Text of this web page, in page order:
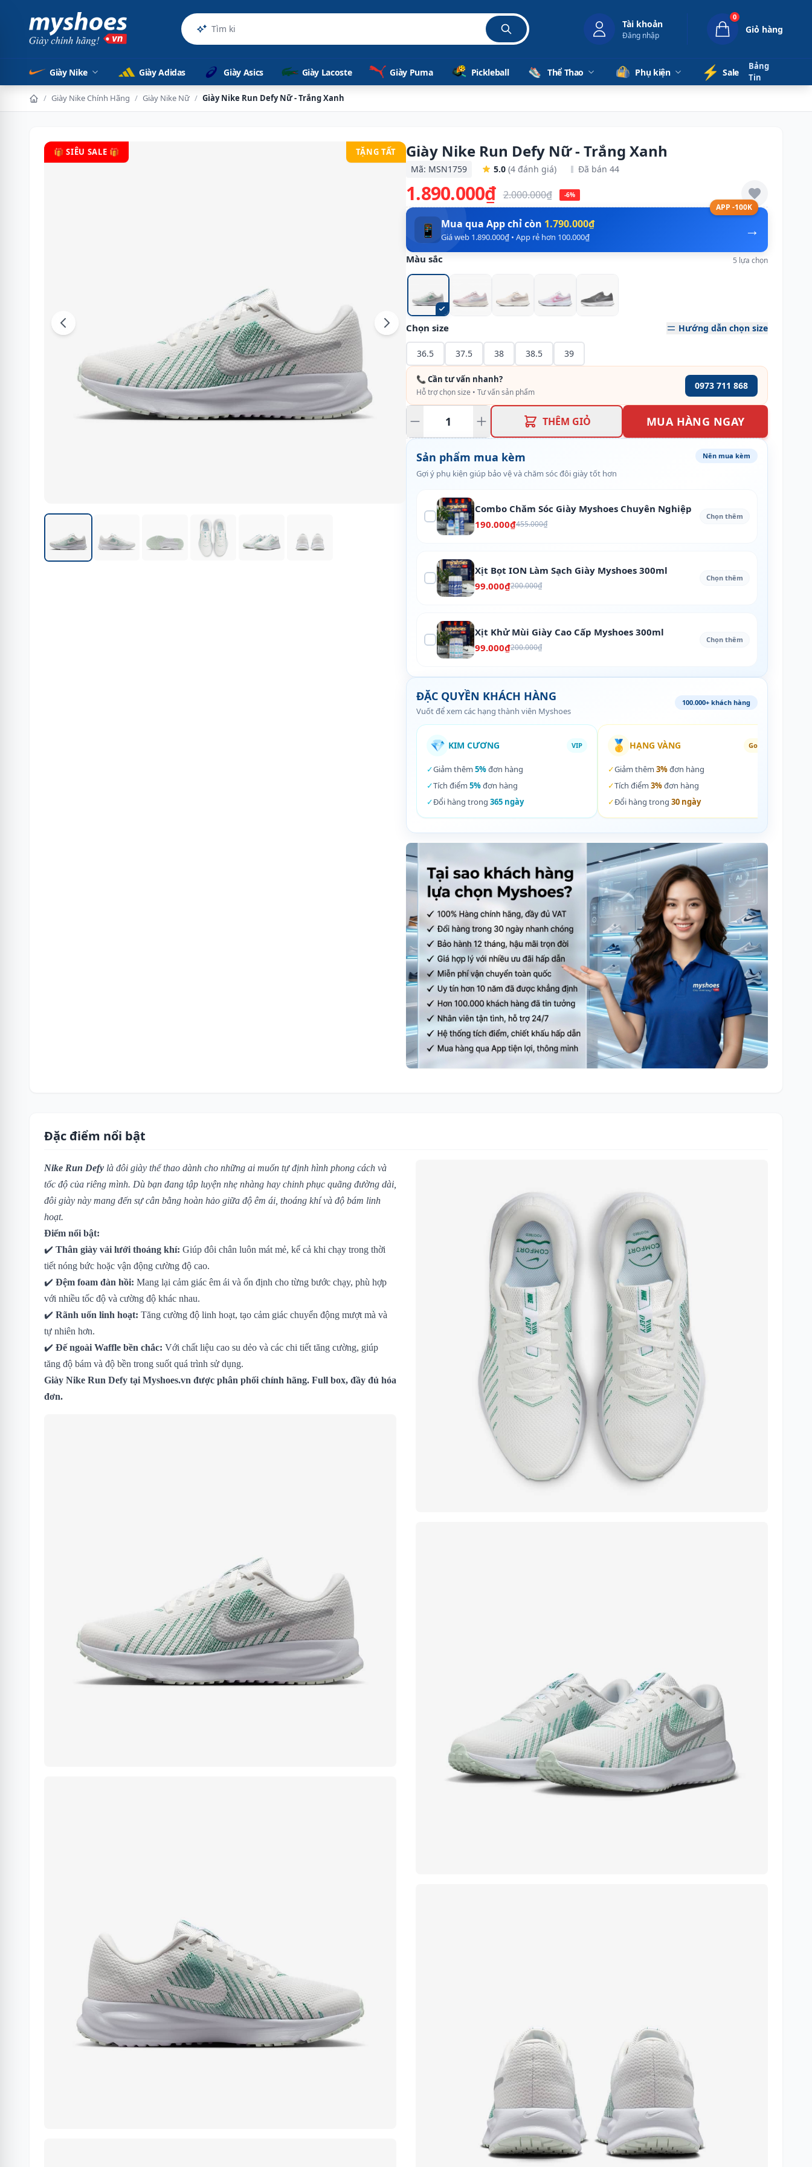
Sản phẩm Tài khoản
Đăng nhập
0
Giỏ hàng
Giày Nike Giày Adidas Giày Asics Giày Lacoste Giày Puma Pickleball Thể Thao Phụ kiện ⚡️ Sale
Bảng
Tin
/ Giày Nike Chính Hãng / Giày Nike Nữ / Giày Nike Run Defy Nữ - Trắng Xanh
🎁 SIÊU SALE 🎁 TẶNG TẤT Giày Nike Run Defy Nữ - Trắng Xanh
Mã: MSN1759 5.0 (4 đánh giá) Đã bán 44
1.890.000₫ 2.000.000₫ -6%
APP -100K
→
📱 Mua qua App chỉ còn 1.790.000₫
Giá web 1.890.000₫ • App rẻ hơn 100.000₫
Màu sắc 5 lựa chọn
Chọn size Hướng dẫn chọn size
36.5 37.5 38 38.5 39
📞 Cần tư vấn nhanh?
Hỗ trợ chọn size • Tư vấn sản phẩm
0973 711 868
THÊM GIỎ MUA HÀNG NGAY
Sản phẩm mua kèm
Gợi ý phụ kiện giúp bảo vệ và chăm sóc đôi giày tốt hơn
Nên mua kèm
Combo Chăm Sóc Giày Myshoes Chuyên Nghiệp
190.000₫455.000₫
Chọn thêm
Xịt Bọt ION Làm Sạch Giày Myshoes 300ml
99.000₫200.000₫
Chọn thêm
Xịt Khử Mùi Giày Cao Cấp Myshoes 300ml
99.000₫200.000₫
Chọn thêm
ĐẶC QUYỀN KHÁCH HÀNG
Vuốt để xem các hạng thành viên Myshoes
100.000+ khách hàng
💎 KIM CƯƠNG VIP
✓Giảm thêm 5%đơn hàng
✓Tích điểm 5%đơn hàng
✓Đổi hàng trong 365 ngày
🥇 HẠNG VÀNG Gold
✓Giảm thêm 3%đơn hàng
✓Tích điểm 3%đơn hàng
✓Đổi hàng trong 30 ngày
Đặc điểm nổi bật
Nike Run Defy là đôi giày thể thao dành cho những ai muốn tự định hình phong cách và
tốc độ của riêng mình. Dù bạn đang tập luyện nhẹ nhàng hay chinh phục quãng đường dài,
đôi giày này mang đến sự cân bằng hoàn hảo giữa độ êm ái, thoáng khí và độ bám linh
hoạt.
Điểm nổi bật:
✔️ Thân giày vải lưới thoáng khí: Giúp đôi chân luôn mát mẻ, kể cả khi chạy trong thời
tiết nóng bức hoặc vận động cường độ cao.
✔️ Đệm foam đàn hồi: Mang lại cảm giác êm ái và ổn định cho từng bước chạy, phù hợp
với nhiều tốc độ và cường độ khác nhau.
✔️ Rãnh uốn linh hoạt: Tăng cường độ linh hoạt, tạo cảm giác chuyển động mượt mà và
tự nhiên hơn.
✔️ Đế ngoài Waffle bền chắc: Với chất liệu cao su dẻo và các chi tiết tăng cường, giúp
tăng độ bám và độ bền trong suốt quá trình sử dụng.
Giày Nike Run Defy tại Myshoes.vn được phân phối chính hãng. Full box, đầy đủ hóa
đơn.